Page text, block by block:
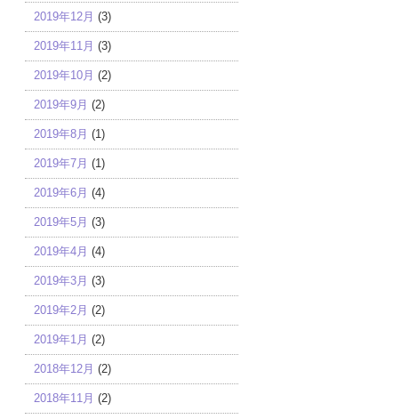
2019年12月 (3)
2019年11月 (3)
2019年10月 (2)
2019年9月 (2)
2019年8月 (1)
2019年7月 (1)
2019年6月 (4)
2019年5月 (3)
2019年4月 (4)
2019年3月 (3)
2019年2月 (2)
2019年1月 (2)
2018年12月 (2)
2018年11月 (2)